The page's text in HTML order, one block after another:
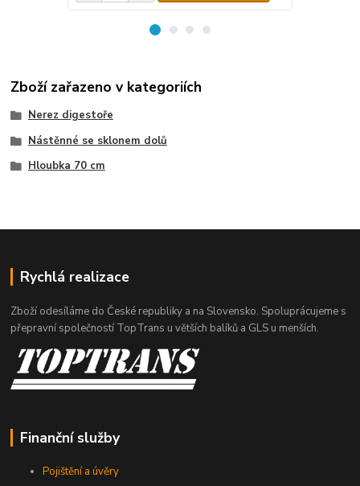
Zboží zařazeno v kategoriích
Nerez digestoře
Nástěnné se sklonem dolů
Hloubka 70 cm
Rychlá realizace
Zboží odesíláme do České republiky a na Slovensko. Spoluprácujeme s
přepravní společností TopTrans u větších balíků a GLS u menších.
Finanční služby
Pojištění a úvěry